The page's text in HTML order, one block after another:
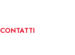
CONTATTI